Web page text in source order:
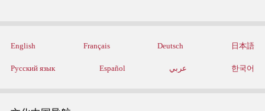
English Français Deutsch 日本語
Русский язык Español عربي 한국어